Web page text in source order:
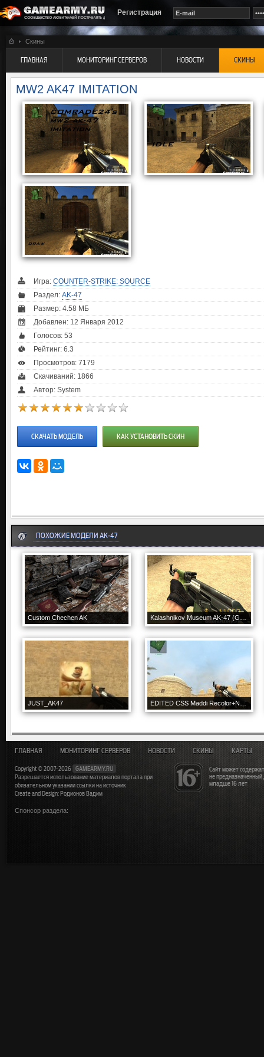
Регистрация
Скины
ГЛАВНАЯ МОНИТОРИНГ СЕРВЕРОВ НОВОСТИ СКИНЫ
MW2 AK47 IMITATION
Игра: COUNTER-STRIKE: SOURCE
Раздел: AK-47
Размер: 4.58 МБ
Добавлен: 12 Января 2012
Голосов: 53
Рейтинг: 6.3
Просмотров: 7179
Скачиваний: 1866
Автор: System
СКАЧАТЬ МОДЕЛЬ КАК УСТАНОВИТЬ СКИН
ПОХОЖИЕ МОДЕЛИ AK-47
Custom Chechen AK
JUST_AK47 EDITED CSS Maddi Recolor+New Wood
Сайт может
не
младше 16 лет
ГЛАВНАЯ МОНИТОРИНГ СЕРВЕРОВ НОВОСТИ СКИНЫ КАРТЫ
Copyright © 2007-2026
GAMEARMY.RU
Разрешается использование материалов портала при
обязательном указании ссылки на источник
Create and Design: Родионов Вадим
Спонсор раздела: